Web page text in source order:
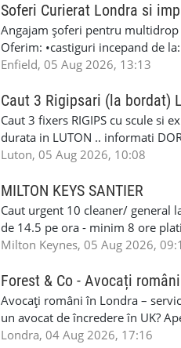
#AtelierAutoLondra
#RomanianGarageRepair
#RomanianMechanic
#MecaniciProfesionistiLondra
#mecanicmoldoveanlondra
Soferi Curierat Londra si
Angajam șoferi pentru
Oferim: •castiguri incepand de
pentru cei platitori de VAT si
status obligatoriu •varsta
compania aplica pentru
•oferim: - training platit (3 zile-
nedeterminata. -full time/ part-
masinii). Acceptam cu permis
Enfield - Weybridge - Romford -
programari la interviu apelati
Enfield, 05 Aug 2026, 13:13
Caut 3 Rigipsari (la bordat)
Caut 3 fixers RIGIPS cu scule si
durata in LUTON .. informati
Luton, 05 Aug 2026, 10:08
MILTON KEYS SANTIER
Caut urgent 10 cleaner/ general
de 14.5 pe ora - minim 8 ore
la Amazon. Munca este usoara,
SAPTAMANALA Contact: +44
interesati
Milton Keynes, 05 Aug 2026,
Forest & Co - Avocați
Avocați români în Londra –
un avocat de încredere în UK?
Solicitors, indiferent că ai nevoie
Londra, 04 Aug 2026, 17:16